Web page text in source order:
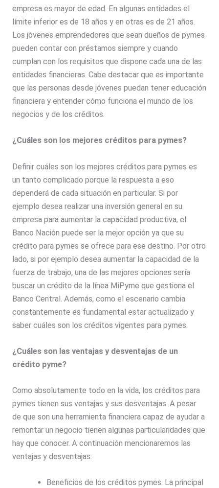
empresa es mayor de edad. En algunas entidades el
límite inferior es de 18 años y en otras es de 21 años.
Los jóvenes emprendedores que sean dueños de pymes
pueden contar con préstamos siempre y cuando
cumplan con los requisitos que dispone cada una de las
entidades financieras. Cabe destacar que es importante
que las personas desde jóvenes puedan tener educación
financiera y entender cómo funciona el mundo de los
negocios y de los créditos.
¿Cuáles son los mejores créditos para pymes?
Definir cuáles son los mejores créditos para pymes es
un tanto complicado porque la respuesta a eso
dependerá de cada situación en particular. Si por
ejemplo desea realizar una inversión general en su
empresa para aumentar la capacidad productiva, el
Banco Nación puede ser la mejor opción ya que su
crédito para pymes se ofrece para ese destino. Por otro
lado, si por ejemplo desea aumentar la capacidad de la
fuerza de trabajo, una de las mejores opciones sería
buscar un crédito de la línea MiPyme que gestiona el
Banco Central. Además, como el escenario cambia
constantemente es fundamental estar actualizado y
saber cuáles son los créditos vigentes para pymes.
¿Cuáles son las ventajas y desventajas de un
crédito pyme?
Como absolutamente todo en la vida, los créditos para
pymes tienen sus ventajas y sus desventajas. A pesar
de que son una herramienta financiera capaz de ayudar a
remontar un negocio tienen algunas particularidades que
hay que conocer. A continuación mencionaremos las
ventajas y desventajas:
Beneficios de los créditos pymes. La principal